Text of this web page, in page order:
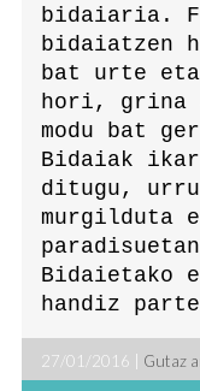
bidaiaria.
bidaiatzen
bat urte
hori, grina
modu bat
Bidaiak
ditugu,
murgilduta
Bidaietako
handiz
27/01/2016 | Gutaz